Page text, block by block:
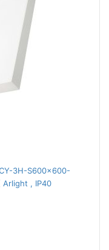
3H-S600x600-
Arlight , IP40